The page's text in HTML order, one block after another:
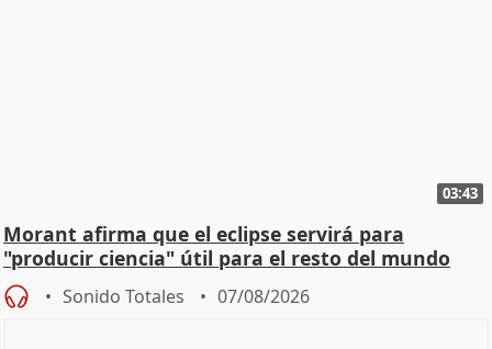
03:43
Morant afirma que el eclipse servirá para
"producir ciencia" útil para el resto del mundo
Sonido Totales 07/08/2026